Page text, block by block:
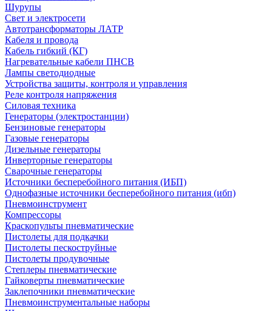
Шурупы
Свет и электросети
Автотрансформаторы ЛАТР
Кабеля и провода
Кабель гибкий (КГ)
Нагревательные кабели ПНСВ
Лампы светодиодные
Устройства защиты, контроля и управления
Реле контроля напряжения
Силовая техника
Генераторы (электростанции)
Бензиновые генераторы
Газовые генераторы
Дизельные генераторы
Инверторные генераторы
Сварочные генераторы
Источники бесперебойного питания (ИБП)
Однофазные источники бесперебойного питания (ибп)
Пневмоинструмент
Компрессоры
Краскопульты пневматические
Пистолеты для подкачки
Пистолеты пескоструйные
Пистолеты продувочные
Степлеры пневматические
Гайковерты пневматические
Заклепочники пневматические
Пневмоинструментальные наборы